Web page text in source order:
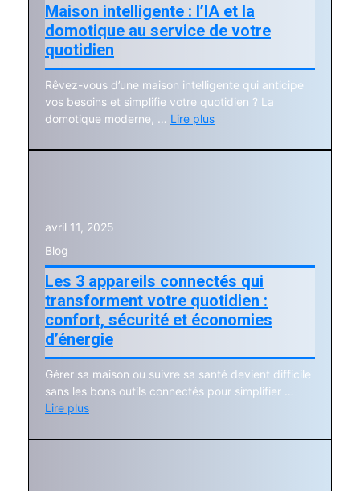
Maison intelligente : l’IA et la
domotique au service de votre
quotidien
Rêvez-vous d’une maison intelligente qui anticipe
vos besoins et simplifie votre quotidien ? La
domotique moderne, … Lire plus
avril 11, 2025
Blog
Les 3 appareils connectés qui
transforment votre quotidien :
confort, sécurité et économies
d’énergie
Gérer sa maison ou suivre sa santé devient difficile
sans les bons outils connectés pour simplifier …
Lire plus